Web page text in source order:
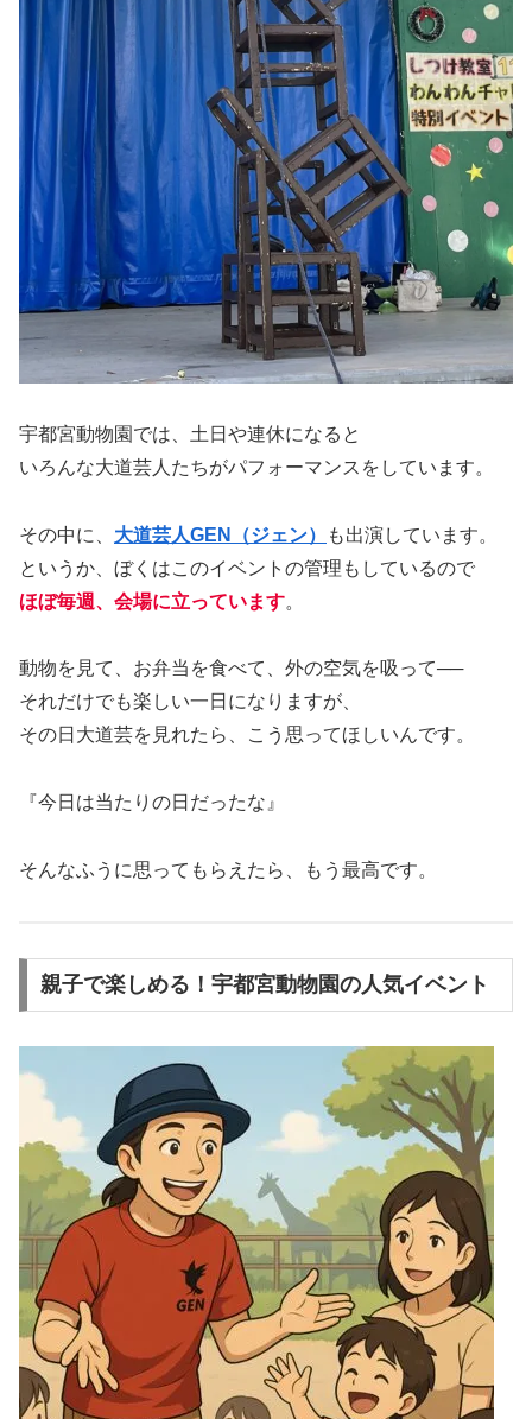
宇都宮動物園では、土日や連休になると
いろんな大道芸人たちがパフォーマンスをしています。
その中に、 大道芸人GEN（ジェン）
も出演しています。
というか、ぼくはこのイベントの管理もしているので
ほぼ毎週、会場に立っています。
動物を見て、お弁当を食べて、外の空気を吸って──
それだけでも楽しい一日になりますが、
その日大道芸を見れたら、こう思ってほしいんです。
『今日は当たりの日だったな』
そんなふうに思ってもらえたら、もう最高です。
親子で楽しめる！宇都宮動物園の人気イベント